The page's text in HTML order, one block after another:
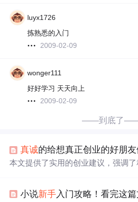
luyx1726
拣熟悉的入门
2009-02-09
wonger111
好好学习 天天向上
2009-02-09
——到底了
真诚的给想真正创业的好朋
本文提供了实用的创业建议，强调
小说新手 入门攻略！看完这篇文章，